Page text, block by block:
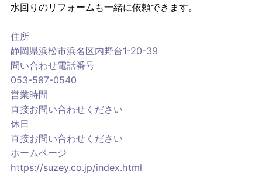
水回りのリフォームも一緒に依頼できます。
住所
静岡県浜松市浜名区内野台1-20-39
問い合わせ電話番号
053-587-0540
営業時間
直接お問い合わせください
休日
直接お問い合わせください
ホームページ
https://suzey.co.jp/index.html